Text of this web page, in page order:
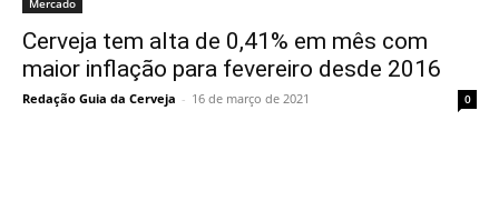
Mercado
Cerveja tem alta de 0,41% em mês com
maior inflação para fevereiro desde 2016
Redação Guia da Cerveja - 16 de março de 2021 0